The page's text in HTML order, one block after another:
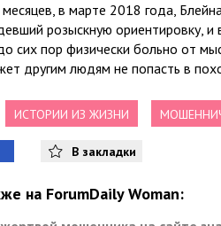
месяцев, в марте 2018 года,
розыскную ориентировку,
сих пор физически больно от
другим людям не попасть в
ИСТОРИИ ИЗ ЖИЗНИ
В закладки
на ForumDaily Woman: